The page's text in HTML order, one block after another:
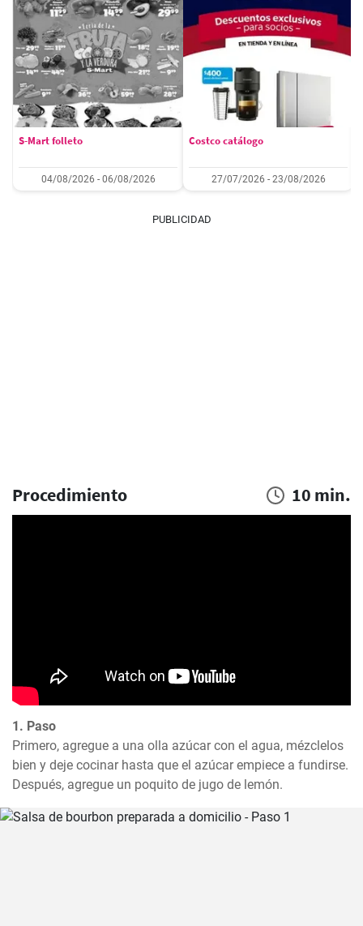
S-Mart folleto
04/08/2026 - 06/08/2026
Costco catálogo
27/07/2026 - 23/08/2026
PUBLICIDAD
Procedimiento 10 min.
1. Paso
Primero, agregue a una olla azúcar con el agua, mézclelos
bien y deje cocinar hasta que el azúcar empiece a fundirse.
Después, agregue un poquito de jugo de lemón.